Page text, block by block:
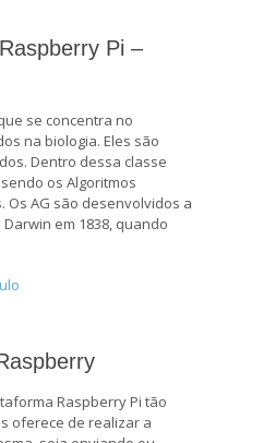
Pi –
se concentra no
na biologia. Eles são
Dentro dessa classe
os Algoritmos
Os AG são desenvolvidos a
em 1838, quando
Raspberry Pi tão
oferece de realizar a